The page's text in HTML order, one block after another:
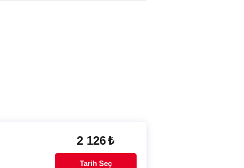
2 126₺
Tarih Seç